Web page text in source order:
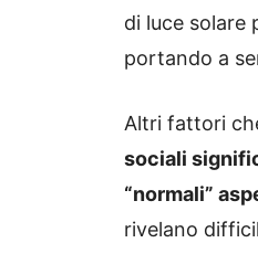
di luce solare
portando a
Altri fattori
sociali
“normali”
rivelano